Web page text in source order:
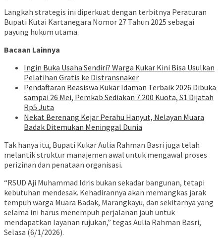
Langkah strategis ini diperkuat dengan terbitnya Peraturan
Bupati Kutai Kartanegara Nomor 27 Tahun 2025 sebagai
payung hukum utama.
Bacaan Lainnya
Ingin Buka Usaha Sendiri? Warga Kukar Kini Bisa Usulkan
Pelatihan Gratis ke Distransnaker
Pendaftaran Beasiswa Kukar Idaman Terbaik 2026 Dibuka
sampai 26 Mei, Pemkab Sediakan 7.200 Kuota, S1 Dijatah
Rp5 Juta
Nekat Berenang Kejar Perahu Hanyut, Nelayan Muara
Badak Ditemukan Meninggal Dunia
Tak hanya itu, Bupati Kukar Aulia Rahman Basri juga telah
melantik struktur manajemen awal untuk mengawal proses
perizinan dan penataan organisasi.
“RSUD Aji Muhammad Idris bukan sekadar bangunan, tetapi
kebutuhan mendesak. Kehadirannya akan memangkas jarak
tempuh warga Muara Badak, Marangkayu, dan sekitarnya yang
selama ini harus menempuh perjalanan jauh untuk
mendapatkan layanan rujukan,” tegas Aulia Rahman Basri,
Selasa (6/1/2026).